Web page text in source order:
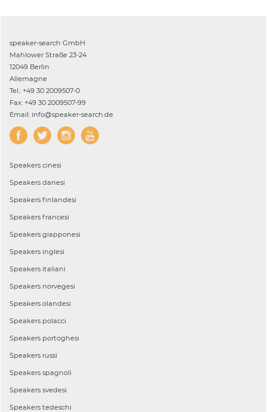
speaker-search GmbH
Mahlower Straße 23-24
12049 Berlin
Allemagne
Tel.: +49 30 2009507-0
Fax: +49 30 2009507-99
Email: info@speaker-search.de
Speakers cinesi
Speakers danesi
Speakers finlandesi
Speakers francesi
Speakers giapponesi
Speakers inglesi
Speakers italiani
Speakers norvegesi
Speakers olandesi
Speakers polacci
Speakers portoghesi
Speakers russi
Speakers spagnoli
Speakers svedesi
Speakers tedeschi